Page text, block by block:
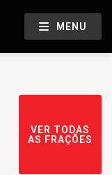
MENU
VER TODAS
AS FRAÇÕES